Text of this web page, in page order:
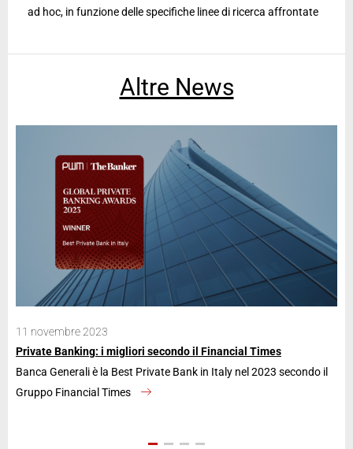
ad hoc, in funzione delle specifiche linee di ricerca affrontate
Altre News
11 novembre 2023
Private Banking: i migliori secondo il Financial Times
Banca Generali è la Best Private Bank in Italy nel 2023 secondo il
Gruppo Financial Times